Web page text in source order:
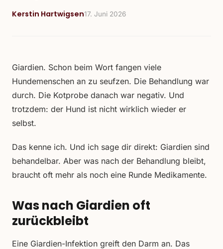
Kerstin Hartwigsen17. Juni 2026
Giardien. Schon beim Wort fangen viele
Hundemenschen an zu seufzen. Die Behandlung war
durch. Die Kotprobe danach war negativ. Und
trotzdem: der Hund ist nicht wirklich wieder er
selbst.
Das kenne ich. Und ich sage dir direkt: Giardien sind
behandelbar. Aber was nach der Behandlung bleibt,
braucht oft mehr als noch eine Runde Medikamente.
Was nach Giardien oft
zurückbleibt
Eine Giardien-Infektion greift den Darm an. Das